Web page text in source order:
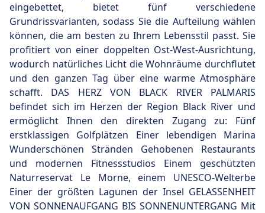
eingebettet, bietet fünf verschiedene
Grundrissvarianten, sodass Sie die Aufteilung wählen
können, die am besten zu Ihrem Lebensstil passt. Sie
profitiert von einer doppelten Ost-West-Ausrichtung,
wodurch natürliches Licht die Wohnräume durchflutet
und den ganzen Tag über eine warme Atmosphäre
schafft. DAS HERZ VON BLACK RIVER PALMARIS
befindet sich im Herzen der Region Black River und
ermöglicht Ihnen den direkten Zugang zu: Fünf
erstklassigen Golfplätzen Einer lebendigen Marina
Wunderschönen Stränden Gehobenen Restaurants
und modernen Fitnessstudios Einem geschützten
Naturreservat Le Morne, einem UNESCO-Welterbe
Einer der größten Lagunen der Insel GELASSENHEIT
VON SONNENAUFGANG BIS SONNENUNTERGANG Mit